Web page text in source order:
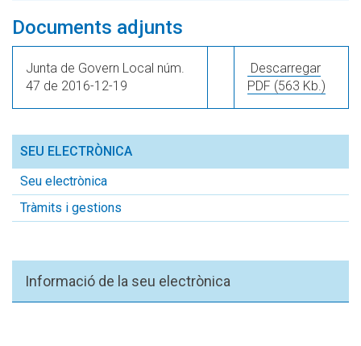
Documents adjunts
Junta de Govern Local núm.
47 de 2016-12-19
Descarregar
PDF (563 Kb.)
SEU ELECTRÒNICA
Seu electrònica
Tràmits i gestions
Informació de la seu electrònica